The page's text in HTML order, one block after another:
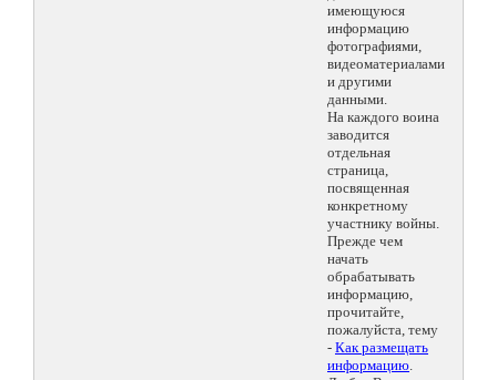
имеющуюся
информацию
фотографиями,
видеоматериалами
и другими
данными.
На каждого воина
заводится
отдельная
страница,
посвященная
конкретному
участнику войны.
Прежде чем
начать
обрабатывать
информацию,
прочитайте,
пожалуйста, тему
- Как размещать
информацию.